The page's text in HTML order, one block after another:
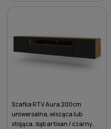
Szafka RTV Aura 200cm
uniwersalna, wisząca lub
stojąca, dąb artisan / czarny